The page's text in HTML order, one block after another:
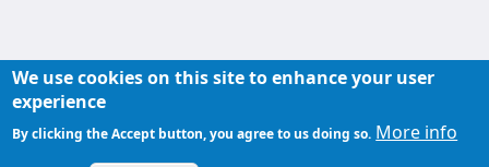
FOOTER MENU
Liens du moments Nos podcasts Liens groupe
We use cookies on this site to enhance your user
experience
By clicking the Accept button, you agree to us doing so. More info